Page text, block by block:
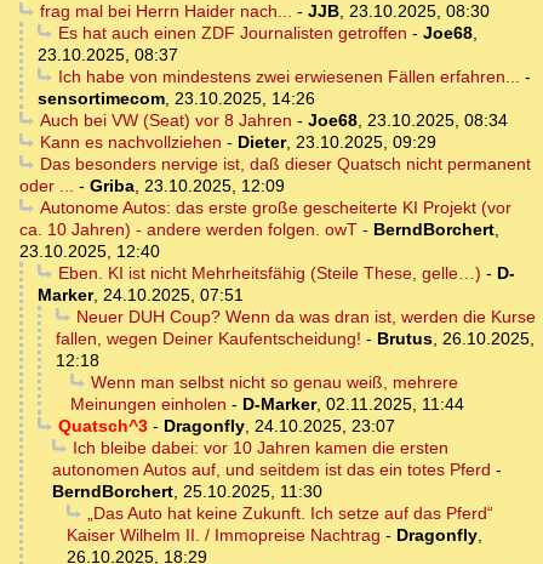
frag mal bei Herrn Haider nach... - JJB, 23.10.2025, 08:30
Es hat auch einen ZDF Journalisten getroffen - Joe68,
23.10.2025, 08:37
Ich habe von mindestens zwei erwiesenen Fällen erfahren... -
sensortimecom, 23.10.2025, 14:26
Auch bei VW (Seat) vor 8 Jahren - Joe68, 23.10.2025, 08:34
Kann es nachvollziehen - Dieter, 23.10.2025, 09:29
Das besonders nervige ist, daß dieser Quatsch nicht permanent
oder ... - Griba, 23.10.2025, 12:09
Autonome Autos: das erste große gescheiterte KI Projekt (vor
ca. 10 Jahren) - andere werden folgen. owT - BerndBorchert,
23.10.2025, 12:40
Eben. KI ist nicht Mehrheitsfähig (Steile These, gelle…) - D-
Marker, 24.10.2025, 07:51
Neuer DUH Coup? Wenn da was dran ist, werden die Kurse
fallen, wegen Deiner Kaufentscheidung! - Brutus, 26.10.2025,
12:18
Wenn man selbst nicht so genau weiß, mehrere
Meinungen einholen - D-Marker, 02.11.2025, 11:44
Quatsch^3- Dragonfly, 24.10.2025, 23:07
Ich bleibe dabei: vor 10 Jahren kamen die ersten
autonomen Autos auf, und seitdem ist das ein totes Pferd -
BerndBorchert, 25.10.2025, 11:30
„Das Auto hat keine Zukunft. Ich setze auf das Pferd“
Kaiser Wilhelm II. / Immopreise Nachtrag - Dragonfly,
26.10.2025, 18:29